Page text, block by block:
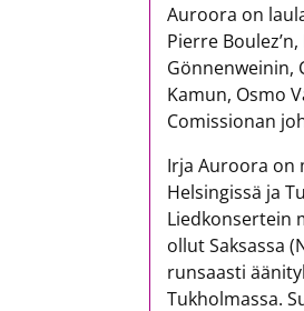
Auroora on
Pierre
Gönnenweinin,
Kamun, Osmo
Comissionan
Irja Auroora on
Helsingissä ja
Liedkonsertein
ollut Saksassa
runsaasti
Tukholmassa.